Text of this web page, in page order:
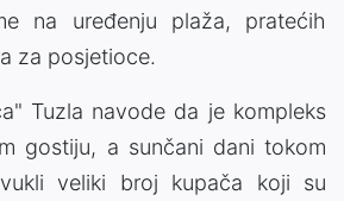
na uređenju plaža, pratećih
za posjetioce.
Tuzla navode da je kompleks
gostiju, a sunčani dani tokom
veliki broj kupača koji su